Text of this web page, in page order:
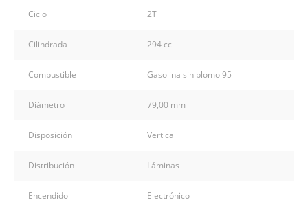
Ciclo 2T
Cilindrada 294 cc
Combustible Gasolina sin plomo 95
Diámetro 79,00 mm
Disposición Vertical
Distribución Láminas
Encendido Electrónico